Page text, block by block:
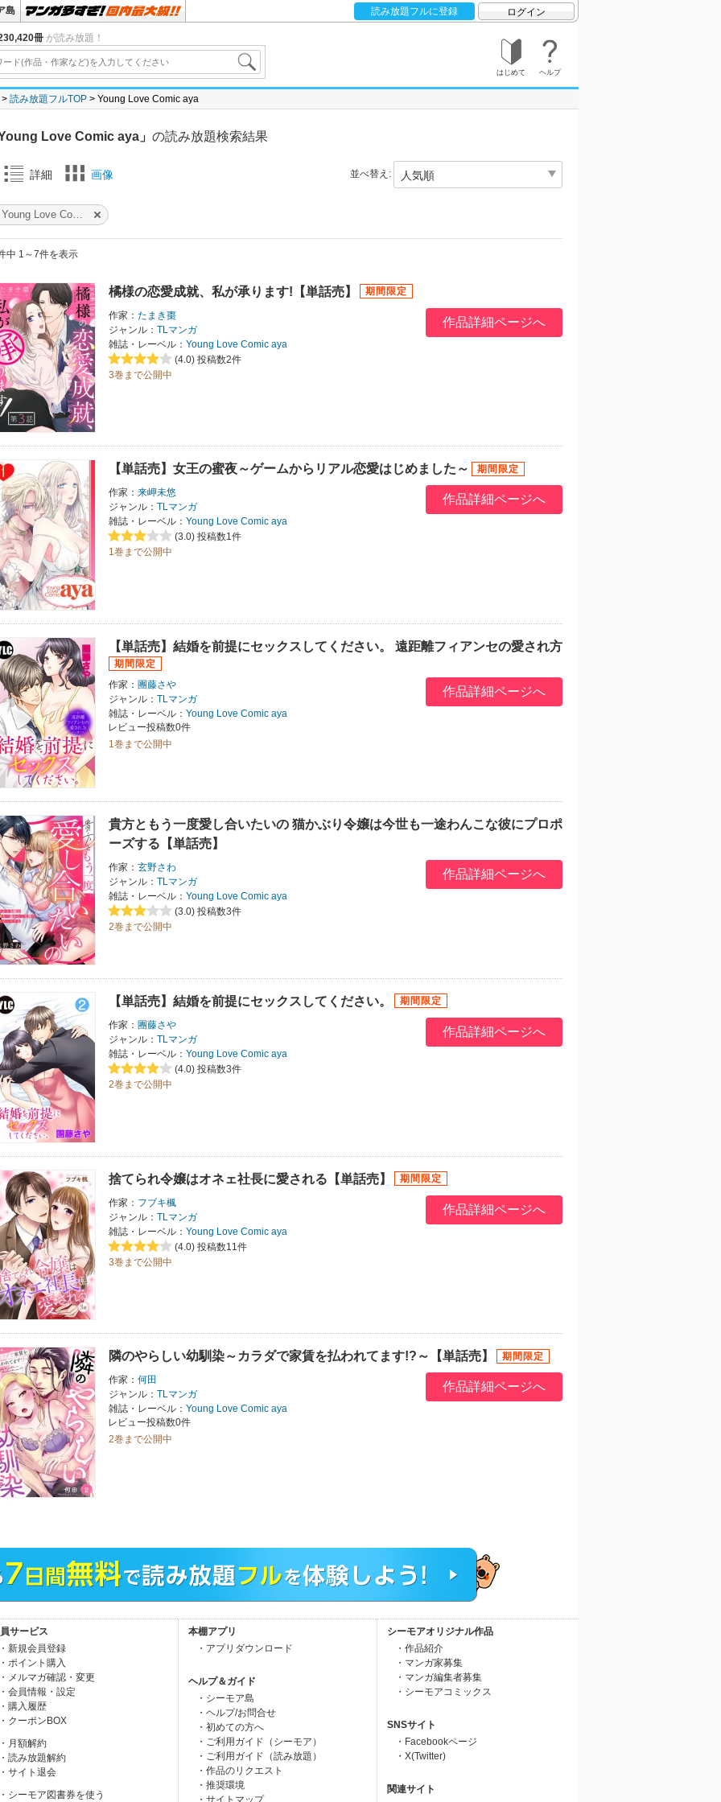
島 読み放題フルに登録 ログイン
冊 が読み放題！
はじめて ヘルプ
読み放題フルTOP Young Love Comic aya
Love Comic aya」 の読み放題検索結果
詳細 画像 並べ替え:
中 1～7件を表示
橘様の恋愛成就、私が承ります!【単話売】
作家： たまき棗
ジャンル： TLマンガ
雑誌・レーベル： Young Love Comic aya
(4.0) 投稿数2件
3巻まで公開中
作品詳細ページへ
【単話売】女王の蜜夜～ゲームからリアル恋愛はじめました～
作家： 来岬未悠
ジャンル： TLマンガ
雑誌・レーベル： Young Love Comic aya
(3.0) 投稿数1件
1巻まで公開中
作品詳細ページへ
【単話売】結婚を前提にセックスしてください。 遠距離フィアンセの愛され方
作家： 團藤さや
ジャンル： TLマンガ
雑誌・レーベル： Young Love Comic aya
レビュー投稿数0件
1巻まで公開中
作品詳細ページへ
貴方ともう一度愛し合いたいの 猫かぶり令嬢は今世も一途わんこな彼にプロポ
ーズする【単話売】
作家： 玄野さわ
ジャンル： TLマンガ
雑誌・レーベル： Young Love Comic aya
(3.0) 投稿数3件
2巻まで公開中
作品詳細ページへ
【単話売】結婚を前提にセックスしてください。
作家： 團藤さや
ジャンル： TLマンガ
雑誌・レーベル： Young Love Comic aya
(4.0) 投稿数3件
2巻まで公開中
作品詳細ページへ
捨てられ令嬢はオネェ社長に愛される【単話売】
作家： フブキ楓
ジャンル： TLマンガ
雑誌・レーベル： Young Love Comic aya
(4.0) 投稿数11件
3巻まで公開中
作品詳細ページへ
隣のやらしい幼馴染～カラダで家賃を払われてます!?～【単話売】
作家： 何田
ジャンル： TLマンガ
雑誌・レーベル： Young Love Comic aya
レビュー投稿数0件
2巻まで公開中
作品詳細ページへ
サービス
新規会員登録
ポイント購入
メルマガ確認・変更
会員情報・設定
購入履歴
クーポンBOX
月額解約
読み放題解約
サイト退会
シーモア図書券を使う
本棚アプリ
・アプリダウンロード
ヘルプ＆ガイド
・シーモア島
・ヘルプ/お問合せ
・初めての方へ
・ご利用ガイド（シーモア）
・ご利用ガイド（読み放題）
・作品のリクエスト
・推奨環境
・サイトマップ
シーモアオリジナル作品
・作品紹介
・マンガ家募集
・マンガ編集者募集
・シーモアコミックス
SNSサイト
・Facebookページ
・X(Twitter)
関連サイト